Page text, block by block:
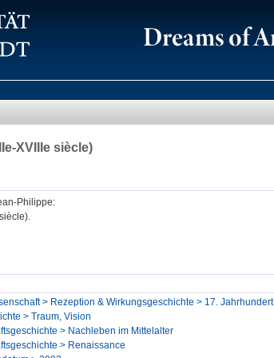
XVIIIe siècle)
Philippe:
> Rezeption & Wirkungsgeschichte > 17. Jahrhundert
> Traum, Vision
> Nachleben im Mittelalter
> Renaissance